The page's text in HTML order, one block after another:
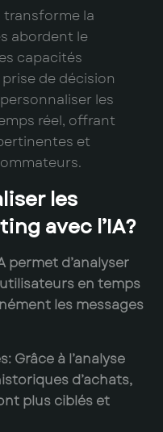
transforme la
abordent le
capacités
de décision
les
réel, offrant
et
les
avec l’IA?
permet d’analyser
en temps
les messages
Grâce à l’analyse
d’achats,
plus ciblés et